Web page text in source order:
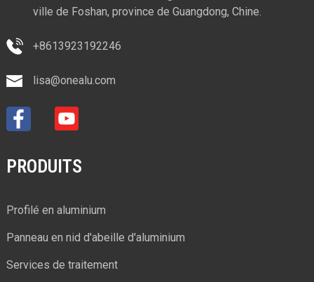
ville de Foshan, province de Guangdong, Chine.
+8613923192246
lisa@onealu.com
PRODUITS
Profilé en aluminium
Panneau en nid d'abeille d'aluminium
Services de traitement